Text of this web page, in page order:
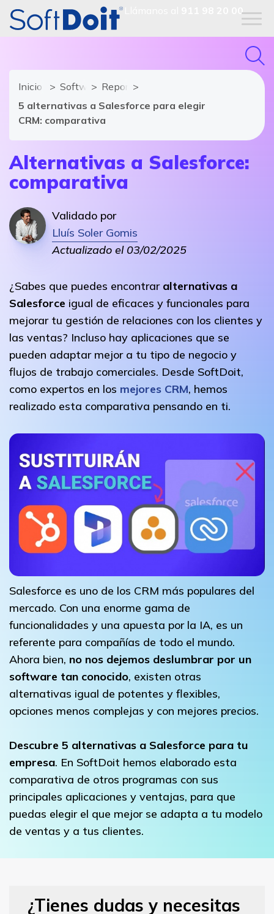
911 98 20 00
Inicio Software CRM
Reportajes
5 alternativas a Salesforce para elegir
CRM: comparativa
Alternativas a Salesforce:
comparativa
Validado por
Lluís Soler Gomis
Actualizado el 03/02/2025
¿Sabes que puedes encontrar alternativas a
Salesforce igual de eficaces y funcionales para
mejorar tu gestión de relaciones con los clientes y
las ventas? Incluso hay aplicaciones que se
pueden adaptar mejor a tu tipo de negocio y
flujos de trabajo comerciales. Desde SoftDoit,
como expertos en los mejores CRM, hemos
realizado esta comparativa pensando en ti.
Salesforce es uno de los CRM más populares del
mercado. Con una enorme gama de
funcionalidades y una apuesta por la IA, es un
referente para compañías de todo el mundo.
Ahora bien, no nos dejemos deslumbrar por un
software tan conocido, existen otras
alternativas igual de potentes y flexibles,
opciones menos complejas y con mejores precios.
Descubre 5 alternativas a Salesforce para tu
empresa. En SoftDoit hemos elaborado esta
comparativa de otros programas con sus
principales aplicaciones y ventajas, para que
puedas elegir el que mejor se adapta a tu modelo
de ventas y a tus clientes.
¿Tienes dudas y necesitas